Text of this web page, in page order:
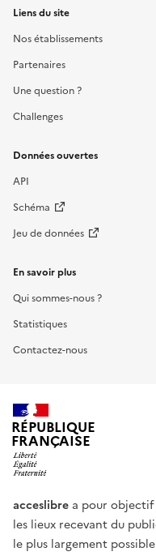
Liens du site
Nos établissements
Partenaires
Une question ?
Challenges
Données ouvertes
API
Schéma
Jeu de données
En savoir plus
Qui sommes-nous ?
Statistiques
Contactez-nous
RÉPUBLIQUE
FRANÇAISE
acceslibre a pour
les lieux recevant du
le plus largement